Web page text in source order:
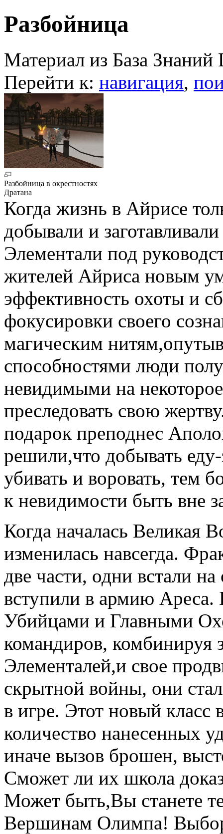
Разбойница
Материал из База Знаний
Перейти к: навигация,
Разбойница в окрестностях
Дратана
Когда жизнь в Айрисе
добывали и
Элементали под
жителей Айриса новым
эффективность охоты и
фокусировки своего
магическим
способностями люди
невидимыми на
преследовать свою
подарок преподнес
решили,что добывать
убивать и воровать, тем
к невидимости быть вне
Когда началась Великая
изменилась навсегда.
две части, одни встали
вступили в армию Ареса.
Убийцами и Главными
командиров, комбинируя
Элементалей,и свое
скрытной войны, они
в игре. Этот новый класс
количество нанесенных
иначе вызов брошен,
Сможет ли их школа
Может быть,Вы станете
Вершинам Олимпа!